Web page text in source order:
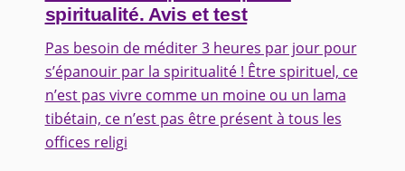
spiritualité. Avis et test
Pas besoin de méditer 3 heures par jour pour
s’épanouir par la spiritualité ! Être spirituel, ce
n’est pas vivre comme un moine ou un lama
tibétain, ce n’est pas être présent à tous les
offices religi